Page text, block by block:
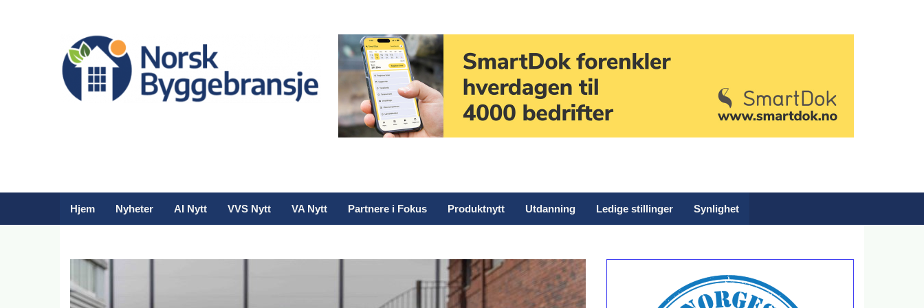
Hjem Nyheter AI Nytt VVS Nytt VA Nytt Partnere i Fokus Produktnytt Utdanning Ledige stillinger Synlighet